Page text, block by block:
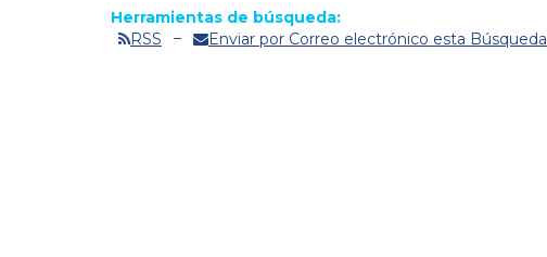
Herramientas de búsqueda:
RSS
Enviar por Correo electrónico esta Búsqueda